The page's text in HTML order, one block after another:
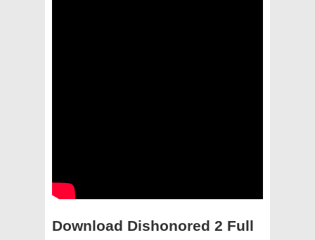
Download Dishonored 2 Full